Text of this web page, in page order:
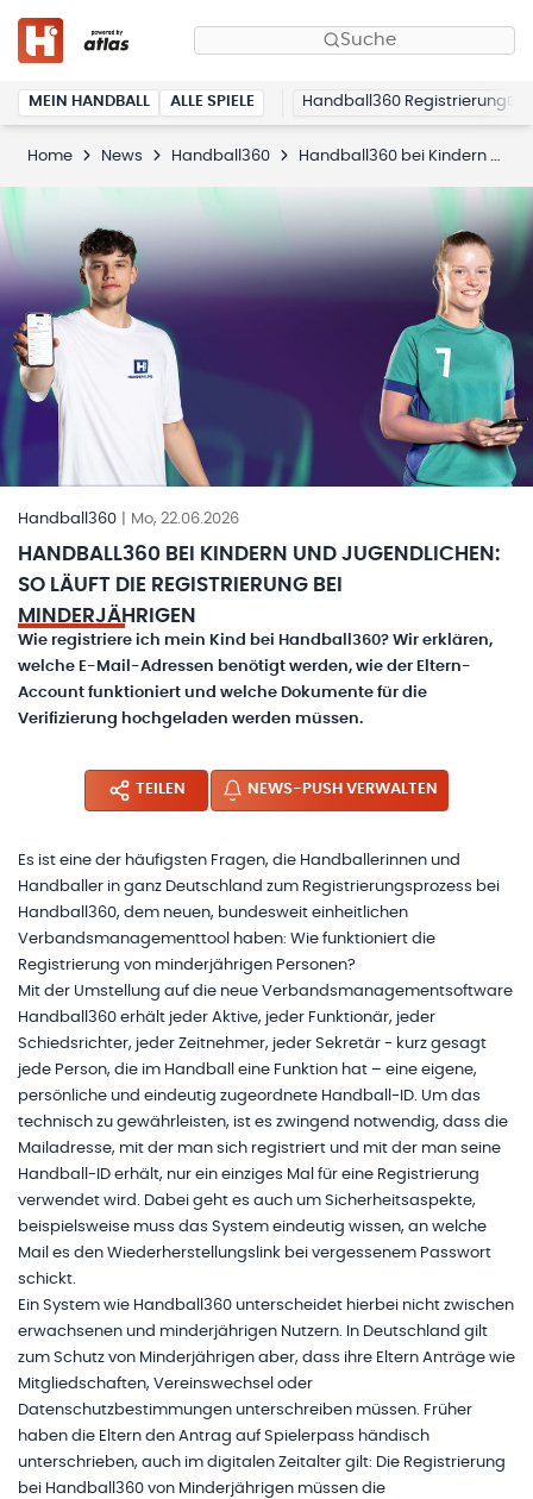
Suche
MEIN HANDBALL ALLE SPIELE Handball360 Registrierung
Home News Handball360 Handball360 bei Kindern und Jugendlichen: So läuft die Registrierung bei Minderjährigen
Handball360 Mo, 22.06.2026
HANDBALL360 BEI KINDERN UND JUGENDLICHEN:
SO LÄUFT DIE REGISTRIERUNG BEI
MINDERJÄHRIGEN
Wie registriere ich mein Kind bei Handball360? Wir erklären,
welche E-Mail-Adressen benötigt werden, wie der Eltern-
Account funktioniert und welche Dokumente für die
Verifizierung hochgeladen werden müssen.
TEILEN NEWS-PUSH VERWALTEN
Es ist eine der häufigsten Fragen, die Handballerinnen und
Handballer in ganz Deutschland zum Registrierungsprozess bei
Handball360, dem neuen, bundesweit einheitlichen
Verbandsmanagementtool haben: Wie funktioniert die
Registrierung von minderjährigen Personen?
Mit der Umstellung auf die neue Verbandsmanagementsoftware
Handball360 erhält jeder Aktive, jeder Funktionär, jeder
Schiedsrichter, jeder Zeitnehmer, jeder Sekretär - kurz gesagt
jede Person, die im Handball eine Funktion hat – eine eigene,
persönliche und eindeutig zugeordnete Handball-ID. Um das
technisch zu gewährleisten, ist es zwingend notwendig, dass die
Mailadresse, mit der man sich registriert und mit der man seine
Handball-ID erhält, nur ein einziges Mal für eine Registrierung
verwendet wird. Dabei geht es auch um Sicherheitsaspekte,
beispielsweise muss das System eindeutig wissen, an welche
Mail es den Wiederherstellungslink bei vergessenem Passwort
schickt.
Ein System wie Handball360 unterscheidet hierbei nicht zwischen
erwachsenen und minderjährigen Nutzern. In Deutschland gilt
zum Schutz von Minderjährigen aber, dass ihre Eltern Anträge wie
Mitgliedschaften, Vereinswechsel oder
Datenschutzbestimmungen unterschreiben müssen. Früher
haben die Eltern den Antrag auf Spielerpass händisch
unterschrieben, auch im digitalen Zeitalter gilt: Die Registrierung
bei Handball360 von Minderjährigen müssen die